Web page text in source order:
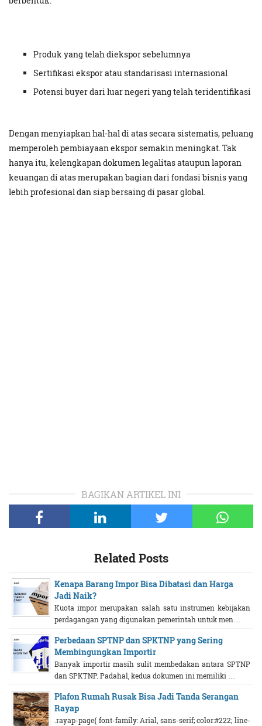
Produk yang telah diekspor sebelumnya
Sertifikasi ekspor atau standarisasi internasional
Potensi buyer dari luar negeri yang telah teridentifikasi
Dengan menyiapkan hal-hal di atas secara sistematis, peluang
memperoleh pembiayaan ekspor semakin meningkat. Tak
hanya itu, kelengkapan dokumen legalitas ataupun laporan
keuangan di atas merupakan bagian dari fondasi bisnis yang
lebih profesional dan siap bersaing di pasar global.
BAGIKAN ARTIKEL INI
Related Posts
Kenapa Barang Impor Bisa Dibatasi dan Harga
Jadi Naik?
Kuota impor merupakan salah satu instrumen kebijakan
perdagangan yang digunakan pemerintah untuk men…
Perbedaan SPTNP dan SPKTNP yang Sering
Membingungkan Importir
Banyak importir masih sulit membedakan antara SPTNP
dan SPKTNP. Padahal, kedua dokumen ini memiliki …
Plafon Rumah Rusak Bisa Jadi Tanda Serangan
Rayap
.rayap-page{ font-family: Arial, sans-serif; color:#222; line-